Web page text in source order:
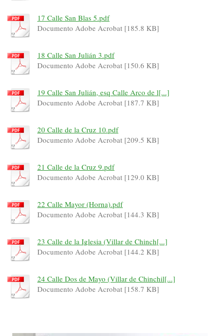
17 Calle San Blas 5.pdf
Documento Adobe Acrobat [185.8 KB]
18 Calle San Julián 3.pdf
Documento Adobe Acrobat [150.6 KB]
19 Calle San Julián, esq Calle Arco de l[...]
Documento Adobe Acrobat [187.7 KB]
20 Calle de la Cruz 10.pdf
Documento Adobe Acrobat [209.5 KB]
21 Calle de la Cruz 9.pdf
Documento Adobe Acrobat [129.0 KB]
22 Calle Mayor (Horna).pdf
Documento Adobe Acrobat [144.3 KB]
23 Calle de la Iglesia (Villar de Chinch[...]
Documento Adobe Acrobat [144.2 KB]
24 Calle Dos de Mayo (Villar de Chinchil[...]
Documento Adobe Acrobat [158.7 KB]